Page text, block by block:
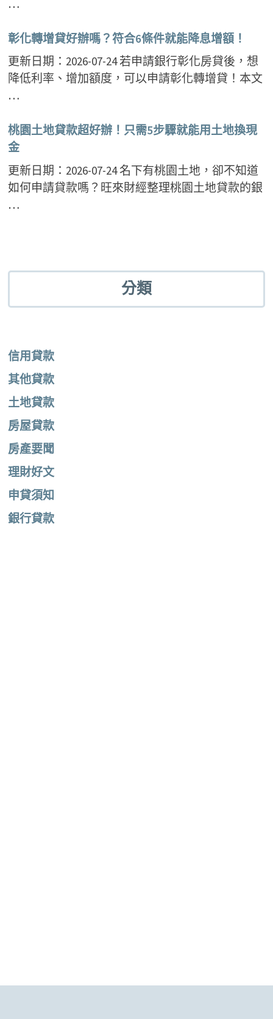
…
彰化轉增貸好辦嗎？符合6條件就能降息增額！
更新日期：2026-07-24 若申請銀行彰化房貸後，想
降低利率、增加額度，可以申請彰化轉增貸！本文
…
桃園土地貸款超好辦！只需5步驟就能用土地換現
金
更新日期：2026-07-24 名下有桃園土地，卻不知道
如何申請貸款嗎？旺來財經整理桃園土地貸款的銀
…
分類
信用貸款
其他貸款
土地貸款
房屋貸款
房產要聞
理財好文
申貸須知
銀行貸款